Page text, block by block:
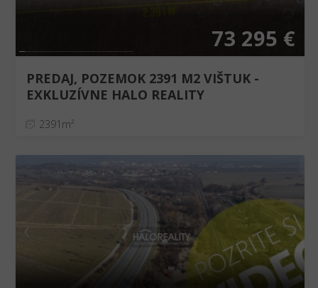
73 295 €
PREDAJ, POZEMOK 2391 M2 VIŠTUK -
EXKLUZÍVNE HALO REALITY
2391m²
❯